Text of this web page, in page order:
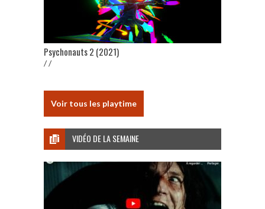
Psychonauts 2 (2021)
/ /
Voir tous les playtime
VIDÉO DE LA SEMAINE